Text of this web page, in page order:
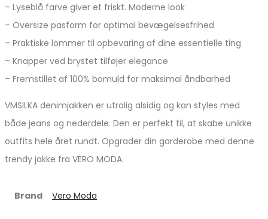
– Lyseblå farve giver et friskt. Moderne look
– Oversize pasform for optimal bevægelsesfrihed
– Praktiske lommer til opbevaring af dine essentielle ting
– Knapper ved brystet tilføjer elegance
– Fremstillet af 100% bomuld for maksimal åndbarhed
VMSILKA denimjakken er utrolig alsidig og kan styles med
både jeans og nederdele. Den er perfekt til, at skabe unikke
outfits hele året rundt. Opgrader din garderobe med denne
trendy jakke fra VERO MODA.
Brand Vero Moda